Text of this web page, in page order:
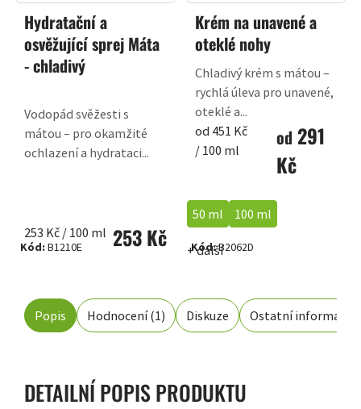
Hydratační a
osvěžující sprej Máta
- chladivý
253 Kč
Měrná
cena:
253 Kč / 100 ml
Vodopád svěžesti s
mátou – pro okamžité
ochlazení a hydrataci...
Kód: B1210E
Krém na unavené a
oteklé nohy
od 291
Kč
Měrná
cena:
od 451 Kč
/ 100 ml
Chladivý krém s mátou –
rychlá úleva pro unavené,
oteklé a...
50 ml 100 ml
+ další
Kód:B2062D
Popis Hodnocení (1) Diskuze Ostatní informace
DETAILNÍ POPIS PRODUKTU